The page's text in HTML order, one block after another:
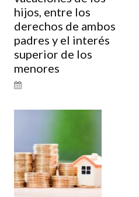
hijos, entre los
derechos de ambos
padres y el interés
superior de los
menores